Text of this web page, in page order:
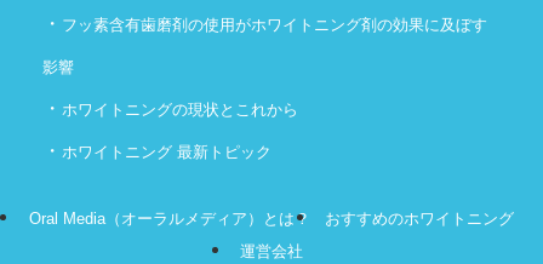
・ フッ素含有歯磨剤の使用がホワイトニング剤の効果に及ぼす
影響
・ ホワイトニングの現状とこれから
・ ホワイトニング 最新トピック
Oral Media（オーラルメディア）とは？
おすすめのホワイトニング
運営会社